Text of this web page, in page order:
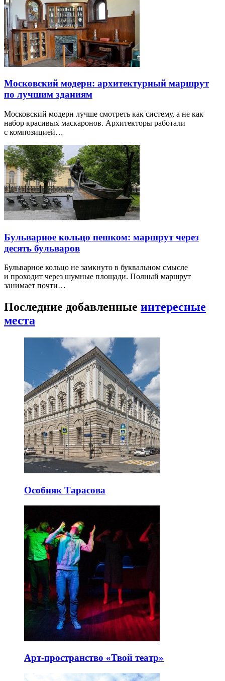
Московский модерн: архитектурный маршрут
по лучшим зданиям
Московский модерн лучше смотреть как систему, а не как
набор красивых маскаронов. Архитекторы работали
с композицией…
Бульварное кольцо пешком: маршрут через
десять бульваров
Бульварное кольцо не замкнуто в буквальном смысле
и проходит через шумные площади. Полный маршрут
занимает почти…
Последние добавленные интересные
места
Особняк Тарасова
Арт-пространство «Твой театр»